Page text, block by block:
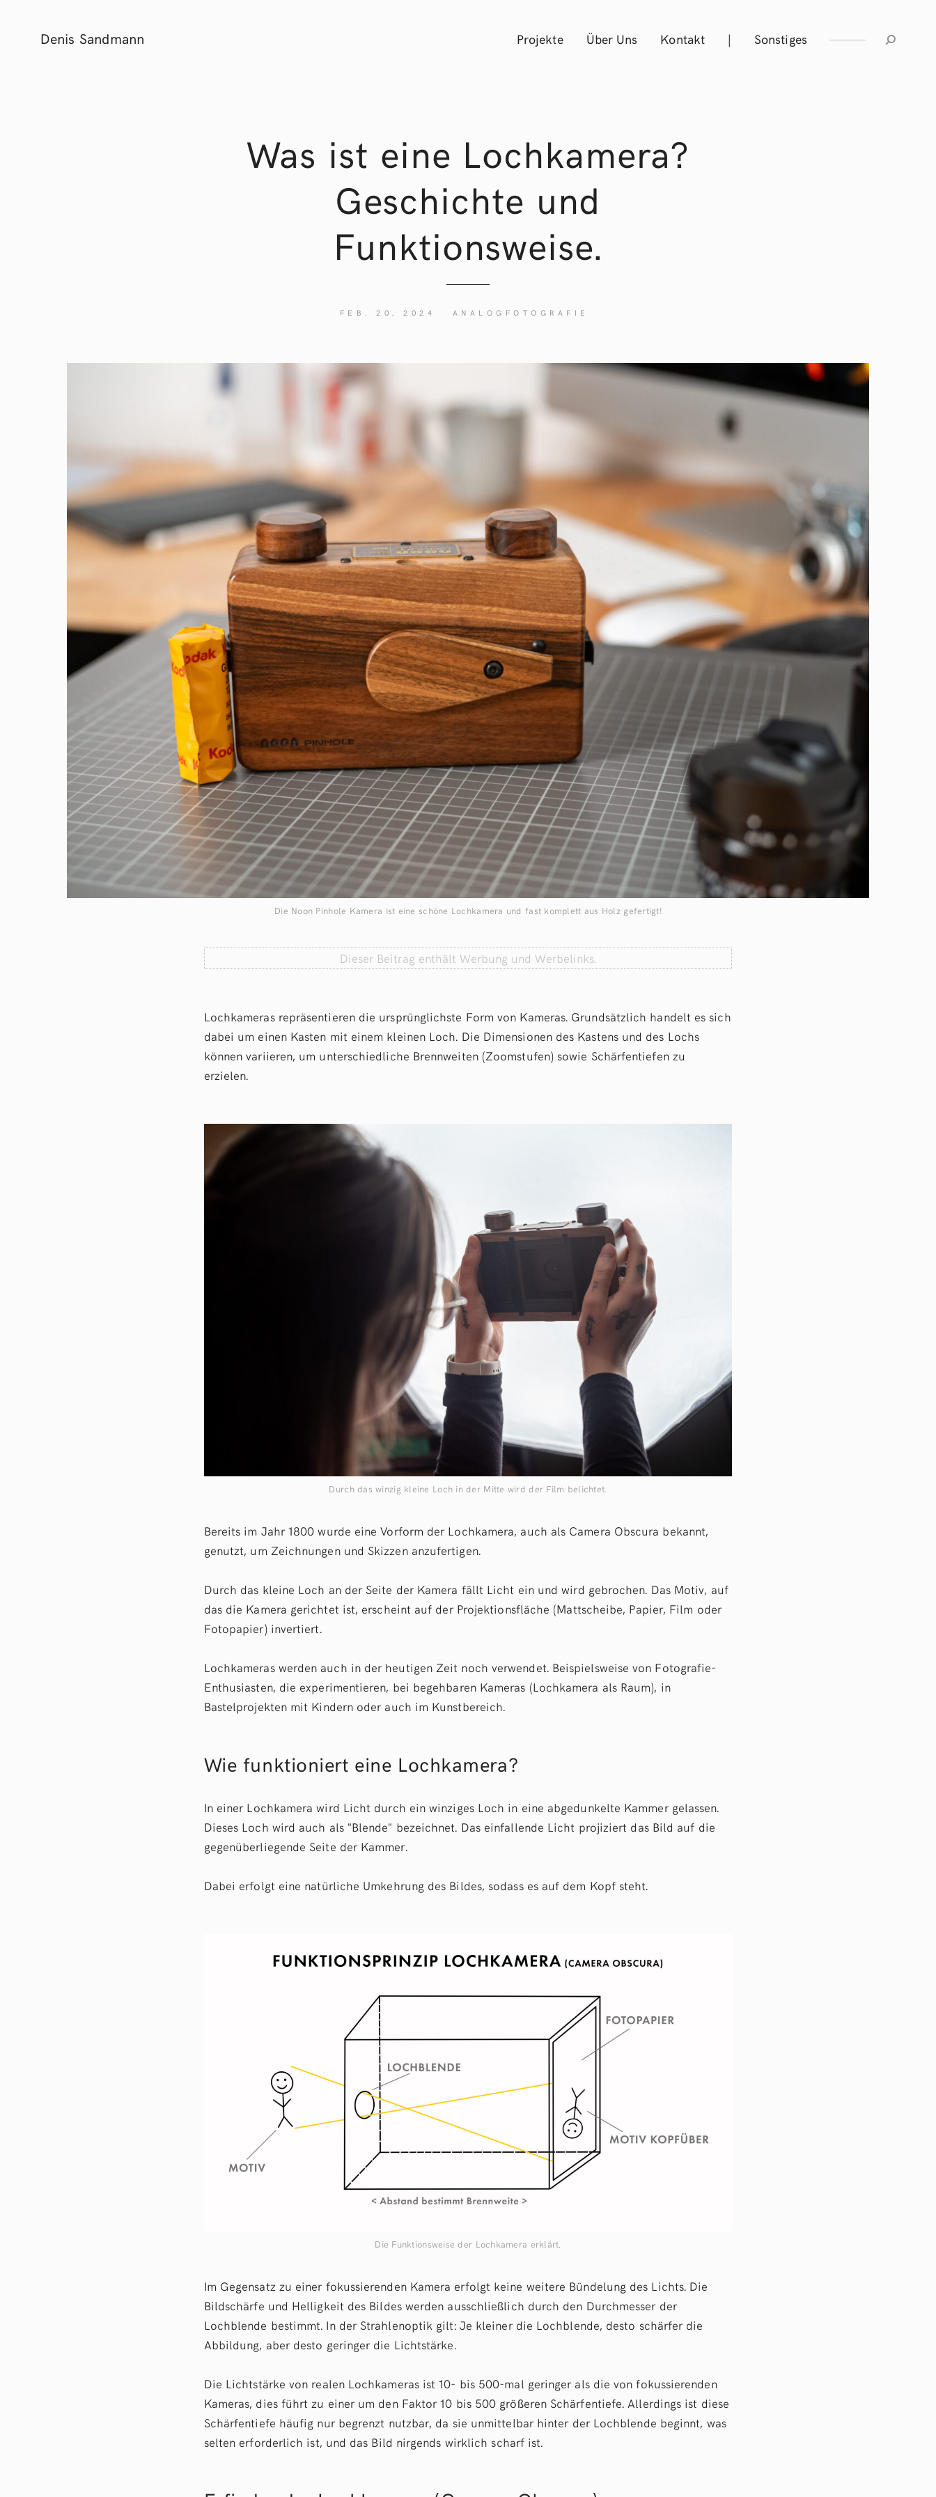
Denis Sandmann Projekte Über Uns Kontakt | Sonstiges
Was ist eine Lochkamera?
Geschichte und
Funktionsweise.
FEB. 20, 2024 ANALOGFOTOGRAFIE
Die Noon Pinhole Kamera ist eine schöne Lochkamera und fast komplett aus Holz gefertigt!
Dieser Beitrag enthält Werbung und Werbelinks.
Lochkameras repräsentieren die ursprünglichste Form von Kameras. Grundsätzlich handelt es sich
dabei um einen Kasten mit einem kleinen Loch. Die Dimensionen des Kastens und des Lochs
können variieren, um unterschiedliche Brennweiten (Zoomstufen) sowie Schärfentiefen zu
erzielen.
Durch das winzig kleine Loch in der Mitte wird der Film belichtet.
Bereits im Jahr 1800 wurde eine Vorform der Lochkamera, auch als Camera Obscura bekannt,
genutzt, um Zeichnungen und Skizzen anzufertigen.
Durch das kleine Loch an der Seite der Kamera fällt Licht ein und wird gebrochen. Das Motiv, auf
das die Kamera gerichtet ist, erscheint auf der Projektionsfläche (Mattscheibe, Papier, Film oder
Fotopapier) invertiert.
Lochkameras werden auch in der heutigen Zeit noch verwendet. Beispielsweise von Fotografie-
Enthusiasten, die experimentieren, bei begehbaren Kameras (Lochkamera als Raum), in
Bastelprojekten mit Kindern oder auch im Kunstbereich.
Wie funktioniert eine Lochkamera?
In einer Lochkamera wird Licht durch ein winziges Loch in eine abgedunkelte Kammer gelassen.
Dieses Loch wird auch als "Blende" bezeichnet. Das einfallende Licht projiziert das Bild auf die
gegenüberliegende Seite der Kammer.
Dabei erfolgt eine natürliche Umkehrung des Bildes, sodass es auf dem Kopf steht.
Die Funktionsweise der Lochkamera erklärt.
Im Gegensatz zu einer fokussierenden Kamera erfolgt keine weitere Bündelung des Lichts. Die
Bildschärfe und Helligkeit des Bildes werden ausschließlich durch den Durchmesser der
Lochblende bestimmt. In der Strahlenoptik gilt: Je kleiner die Lochblende, desto schärfer die
Abbildung, aber desto geringer die Lichtstärke.
Die Lichtstärke von realen Lochkameras ist 10- bis 500-mal geringer als die von fokussierenden
Kameras, dies führt zu einer um den Faktor 10 bis 500 größeren Schärfentiefe. Allerdings ist diese
Schärfentiefe häufig nur begrenzt nutzbar, da sie unmittelbar hinter der Lochblende beginnt, was
selten erforderlich ist, und das Bild nirgends wirklich scharf ist.